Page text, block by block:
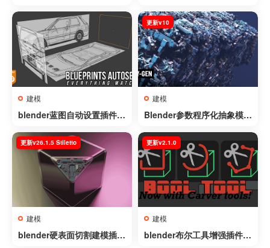
建模
blender蓝图自动设置插件 –
3
建模
Blender参数程序化抽象模型
更新v10
建模
blender硬表面切割建模插件
更新v26.1.5 Stiletto
建模
blender布尔工具增强插件 –
更新v2.1.0